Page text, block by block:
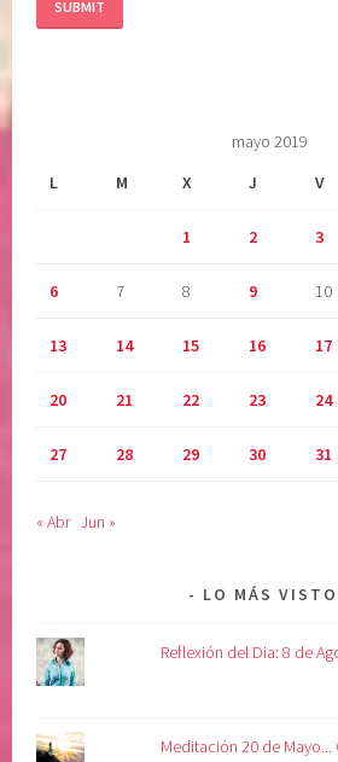
mayo 2019
L
M X J V
1 2 3
6 7 8 9 10
13 14 15 16 17
20 21 22 23 24
27 28 29 30 31
« Abr Jun »
LO MÁS VISTO
Reflexión del Dia: 8 de
Meditación 20 de